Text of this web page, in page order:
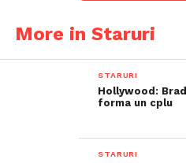
More in Staruri
STARURI
Hollywood:
forma un cplu
STARURI